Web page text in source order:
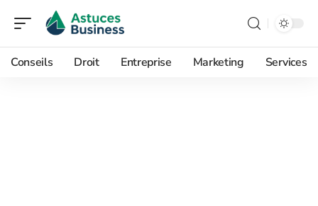
Conseils Droit Entreprise Marketing Services